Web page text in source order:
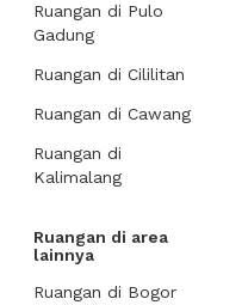
Ruangan di Pulo
Gadung
Ruangan di Cililitan
Ruangan di Cawang
Ruangan di
Kalimalang
Ruangan di area
lainnya
Ruangan di Bogor